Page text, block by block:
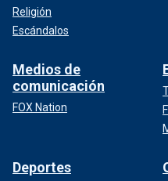
Religión
Escándalos
Medios de
comunicación
FOX Nation
Deportes